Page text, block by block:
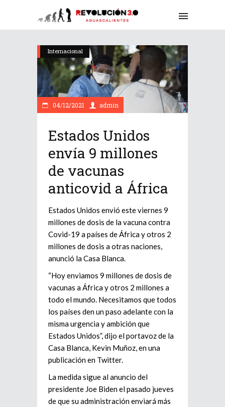
Internacional
04/12/2021 admin
Estados Unidos
envía 9 millones
de vacunas
anticovid a África
Estados Unidos envió este viernes 9
millones de dosis de la vacuna contra
Covid-19 a países de África y otros 2
millones de dosis a otras naciones,
anunció la Casa Blanca.
“Hoy enviamos 9 millones de dosis de
vacunas a África y otros 2 millones a
todo el mundo. Necesitamos que todos
los países den un paso adelante con la
misma urgencia y ambición que
Estados Unidos”, dijo el portavoz de la
Casa Blanca, Kevin Muñoz, en una
publicación en Twitter.
La medida sigue al anuncio del
presidente Joe Biden el pasado jueves
de que su administración enviará más